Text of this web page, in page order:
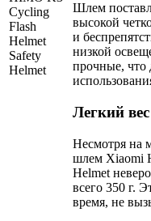
Шлем
высокой
и
низкой
прочные, что
Легкий
Несмотря на
шлем Xiaomi
Helmet
всего 350 г.
время, не